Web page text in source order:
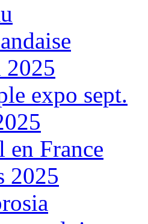
2025
expo sept.
France
2025